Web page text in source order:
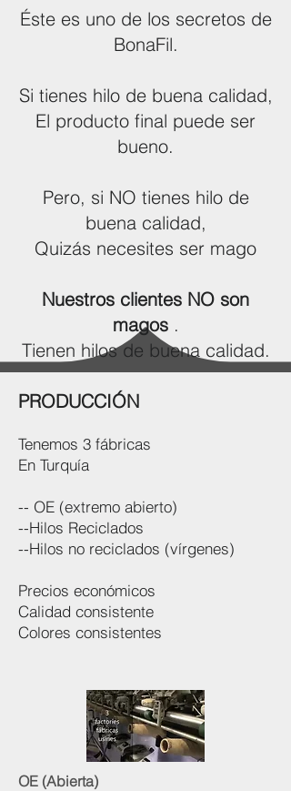
Éste es uno de los secretos de
BonaFil.
Si tienes hilo de buena calidad,
El producto final puede ser
bueno.
Pero, si NO tienes hilo de
buena calidad,
Quizás necesites ser mago
Nuestros clientes NO son
magos.
Tienen hilos de buena calidad.
PRODUCCIÓN
Tenemos 3 fábricas
En Turquía
-- OE (extremo abierto)
--Hilos Reciclados
--Hilos no reciclados (vírgenes)
Precios económicos
Calidad consistente
Colores consistentes
OE (Abierta)